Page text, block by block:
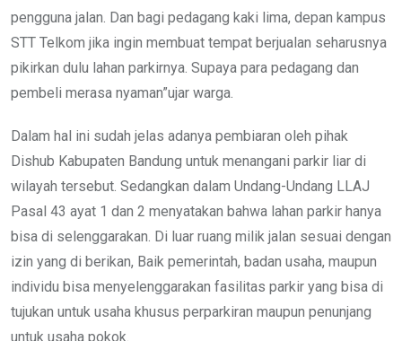
pengguna jalan. Dan bagi pedagang kaki lima, depan kampus
STT Telkom jika ingin membuat tempat berjualan seharusnya
pikirkan dulu lahan parkirnya. Supaya para pedagang dan
pembeli merasa nyaman”ujar warga.
Dalam hal ini sudah jelas adanya pembiaran oleh pihak
Dishub Kabupaten Bandung untuk menangani parkir liar di
wilayah tersebut. Sedangkan dalam Undang-Undang LLAJ
Pasal 43 ayat 1 dan 2 menyatakan bahwa lahan parkir hanya
bisa di selenggarakan. Di luar ruang milik jalan sesuai dengan
izin yang di berikan, Baik pemerintah, badan usaha, maupun
individu bisa menyelenggarakan fasilitas parkir yang bisa di
tujukan untuk usaha khusus perparkiran maupun penunjang
untuk usaha pokok.